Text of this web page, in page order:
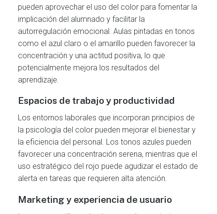
pueden aprovechar el uso del color para fomentar la
implicación del alumnado y facilitar la
autorregulación emocional. Aulas pintadas en tonos
como el azul claro o el amarillo pueden favorecer la
concentración y una actitud positiva, lo que
potencialmente mejora los resultados del
aprendizaje.
Espacios de trabajo y productividad
Los entornos laborales que incorporan principios de
la psicología del color pueden mejorar el bienestar y
la eficiencia del personal. Los tonos azules pueden
favorecer una concentración serena, mientras que el
uso estratégico del rojo puede agudizar el estado de
alerta en tareas que requieren alta atención.
Marketing y experiencia de usuario